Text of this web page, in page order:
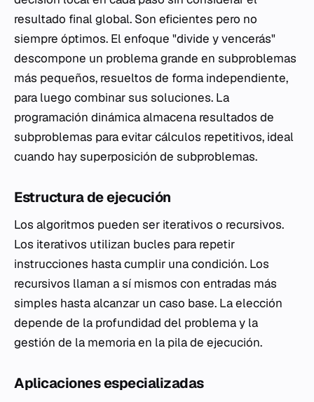
resultado final global. Son eficientes pero no
siempre óptimos. El enfoque "divide y vencerás"
descompone un problema grande en subproblemas
más pequeños, resueltos de forma independiente,
para luego combinar sus soluciones. La
programación dinámica almacena resultados de
subproblemas para evitar cálculos repetitivos, ideal
cuando hay superposición de subproblemas.
Estructura de ejecución
Los algoritmos pueden ser iterativos o recursivos.
Los iterativos utilizan bucles para repetir
instrucciones hasta cumplir una condición. Los
recursivos llaman a sí mismos con entradas más
simples hasta alcanzar un caso base. La elección
depende de la profundidad del problema y la
gestión de la memoria en la pila de ejecución.
Aplicaciones especializadas